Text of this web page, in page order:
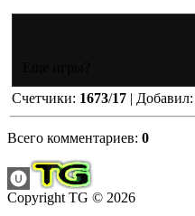
Счетчики: 1673/17 | Добавил:
Всего комментариев: 0
Copyright TG © 2026